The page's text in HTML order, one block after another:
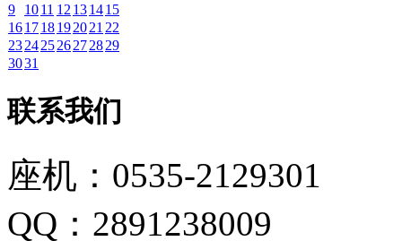
9
1011 12 131415
161718192021 22
23242526272829
3031
联系我们
座机：0535-2129301
QQ：2891238009